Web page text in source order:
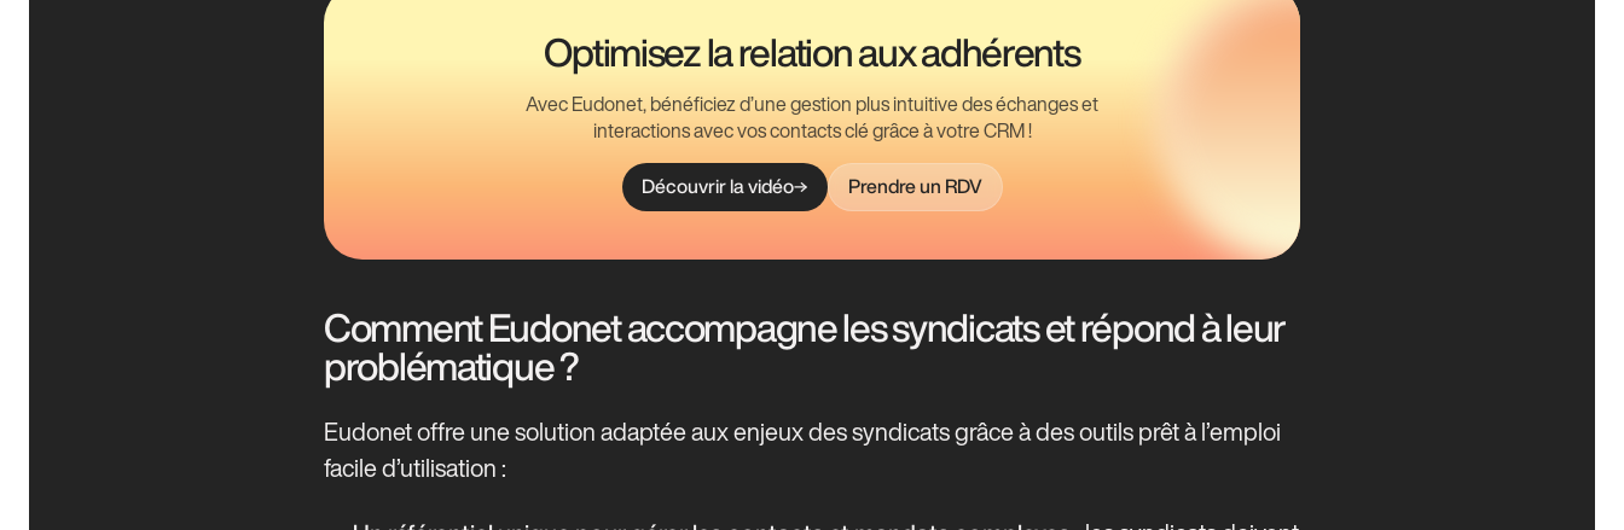
Optimisez la relation aux adhérents
Avec Eudonet, bénéficiez d’une gestion plus intuitive des échanges et
interactions avec vos contacts clé grâce à votre CRM !
Découvrir la vidéo Prendre un RDV
Comment Eudonet accompagne les syndicats et répond à leur
problématique ?
Eudonet offre une solution adaptée aux enjeux des syndicats grâce à des outils prêt à l’emploi
facile d’utilisation :